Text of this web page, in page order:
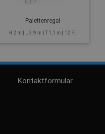
Palettenregal
H 2 m | L 3,9 m | T 1,1 m | 12 P...
Kontaktformular